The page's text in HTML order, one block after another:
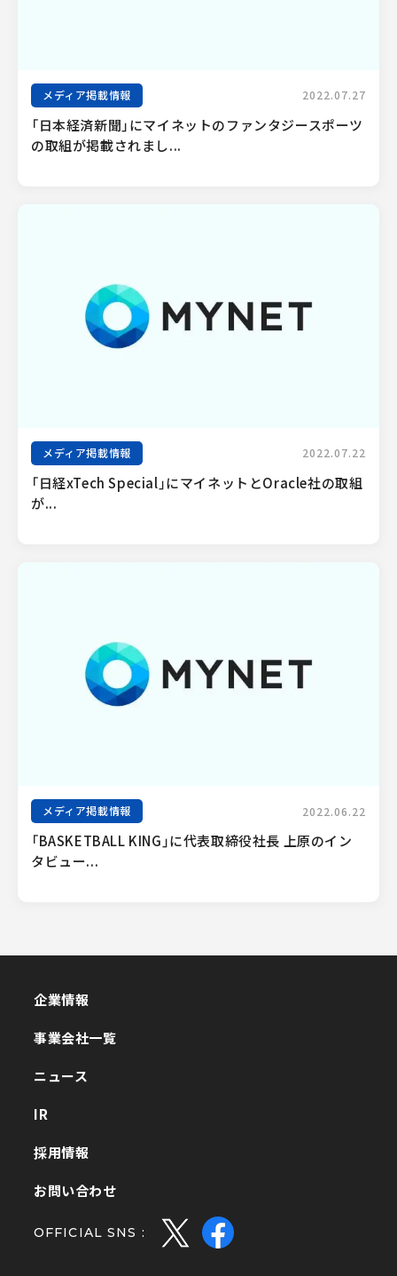
メディア掲載情報 2022.07.27
「日本経済新聞」にマイネットのファンタジースポーツ
の取組が掲載されまし...
メディア掲載情報 2022.07.22
「日経xTech Special」にマイネットとOracle社の取組
が...
メディア掲載情報 2022.06.22
「BASKETBALL KING」に代表取締役社長 上原のイン
タビュー...
企業情報
事業会社一覧
ニュース
IR
採用情報
お問い合わせ
OFFICIAL SNS :